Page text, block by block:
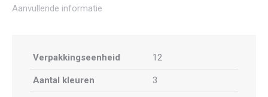
Aanvullende informatie
Verpakkingseenheid 12
Aantal kleuren 3